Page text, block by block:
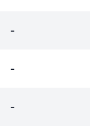
-
-
-